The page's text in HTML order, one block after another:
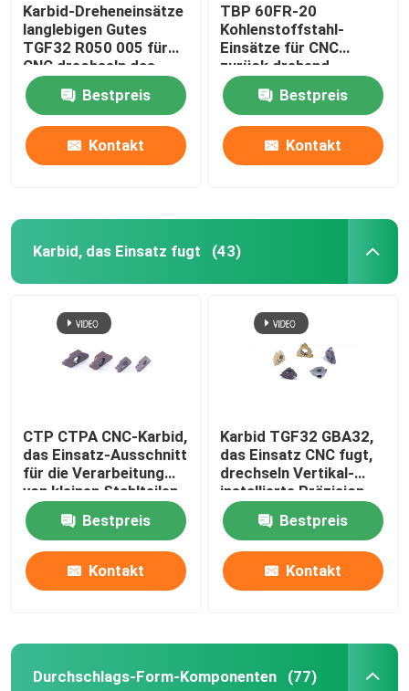
Karbid-Dreheneinsätze
langlebigen Gutes
TGF32 R050 005 für
CNC drechseln das
Fugen der maschineller
BearbeitungBestpreis
Kontakt
TBP 60FR-20
Kohlenstoffstahl-
Einsätze für CNC
zurück drehend
drechseln die Stahlteil-
maschinelle
Bearbeitung
Bestpreis
Kontakt
Karbid, das Einsatz fugt (43)
CTP CTPA CNC-Karbid,
das Einsatz-Ausschnitt
für die Verarbeitung
von kleinen Stahlteilen
fugt
Bestpreis
Kontakt
Karbid TGF32 GBA32,
das Einsatz CNC fugt,
drechseln Vertikal-
installierte Präzision
Bestpreis
Kontakt
Durchschlags-Form-Komponenten (77)